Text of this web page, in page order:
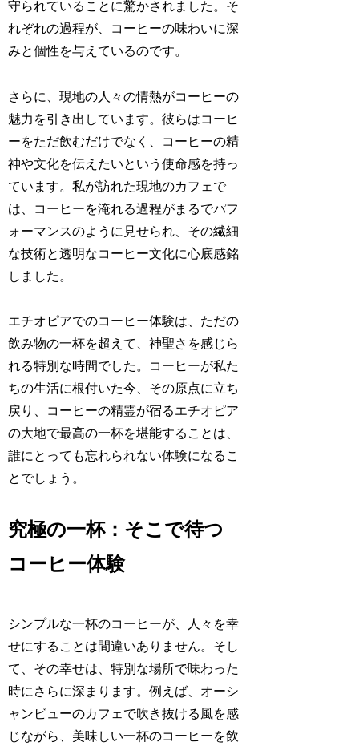
守られていることに驚かされました。そ
れぞれの過程が、コーヒーの味わいに深
みと個性を与えているのです。
さらに、現地の人々の情熱がコーヒーの
魅力を引き出しています。彼らはコーヒ
ーをただ飲むだけでなく、コーヒーの精
神や文化を伝えたいという使命感を持っ
ています。私が訪れた現地のカフェで
は、コーヒーを淹れる過程がまるでパフ
ォーマンスのように見せられ、その繊細
な技術と透明なコーヒー文化に心底感銘
しました。
エチオピアでのコーヒー体験は、ただの
飲み物の一杯を超えて、神聖さを感じら
れる特別な時間でした。コーヒーが私た
ちの生活に根付いた今、その原点に立ち
戻り、コーヒーの精霊が宿るエチオピア
の大地で最高の一杯を堪能することは、
誰にとっても忘れられない体験になるこ
とでしょう。
究極の一杯：そこで待つ
コーヒー体験
シンプルな一杯のコーヒーが、人々を幸
せにすることは間違いありません。そし
て、その幸せは、特別な場所で味わった
時にさらに深まります。例えば、オーシ
ャンビューのカフェで吹き抜ける風を感
じながら、美味しい一杯のコーヒーを飲